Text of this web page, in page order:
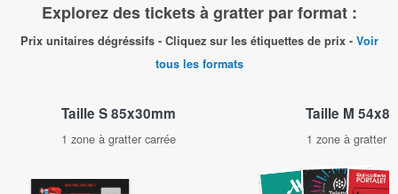
Explorez des tickets à gratter par format :
Prix unitaires dégréssifs - Cliquez sur les étiquettes de prix - Voir
tous les formats
Taille S 85x30mm
1 zone à gratter carrée
Taille M
1 zone à gratter